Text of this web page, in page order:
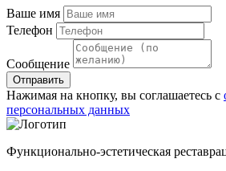
Ваше имя
Телефон
Сообщение
Отправить
Нажимая на кнопку, вы соглашаетесь с
персональных данных
Функционально-эстетическая